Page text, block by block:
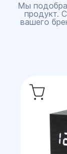
Мы
продукт.
вашего